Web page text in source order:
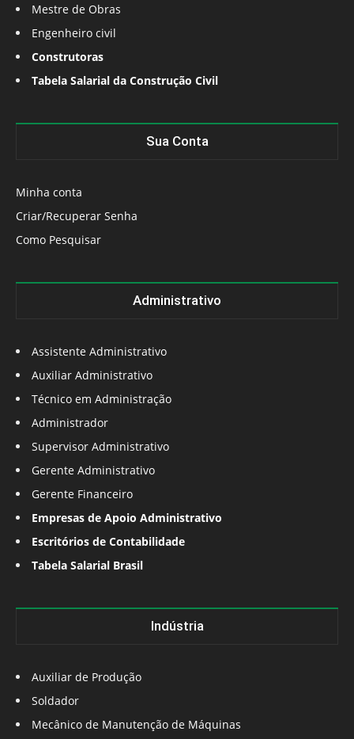
Mestre de Obras
Engenheiro civil
Construtoras
Tabela Salarial da Construção Civil
Sua Conta
Minha conta
Criar/Recuperar Senha
Como Pesquisar
Administrativo
Assistente Administrativo
Auxiliar Administrativo
Técnico em Administração
Administrador
Supervisor Administrativo
Gerente Administrativo
Gerente Financeiro
Empresas de Apoio Administrativo
Escritórios de Contabilidade
Tabela Salarial Brasil
Indústria
Auxiliar de Produção
Soldador
Mecânico de Manutenção de Máquinas